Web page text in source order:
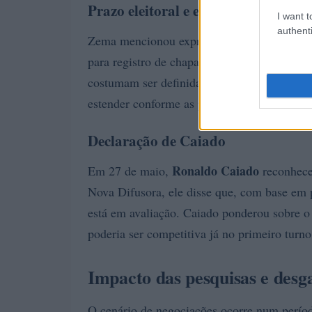
I want
Prazo eleitoral e estratégia
Zema mencionou expressamente o
para registro de chapas, afirmando que “na
costumam ser definidas”. Essa posição
estender conforme as pesquisas e o
Declaração de Caiado
Em 27 de maio, Ronaldo Caiado
Nova Difusora, ele disse que, com base em
está em avaliação. Caiado ponderou sobre
poderia ser competitiva já no primeiro
Impacto das pesquisas e